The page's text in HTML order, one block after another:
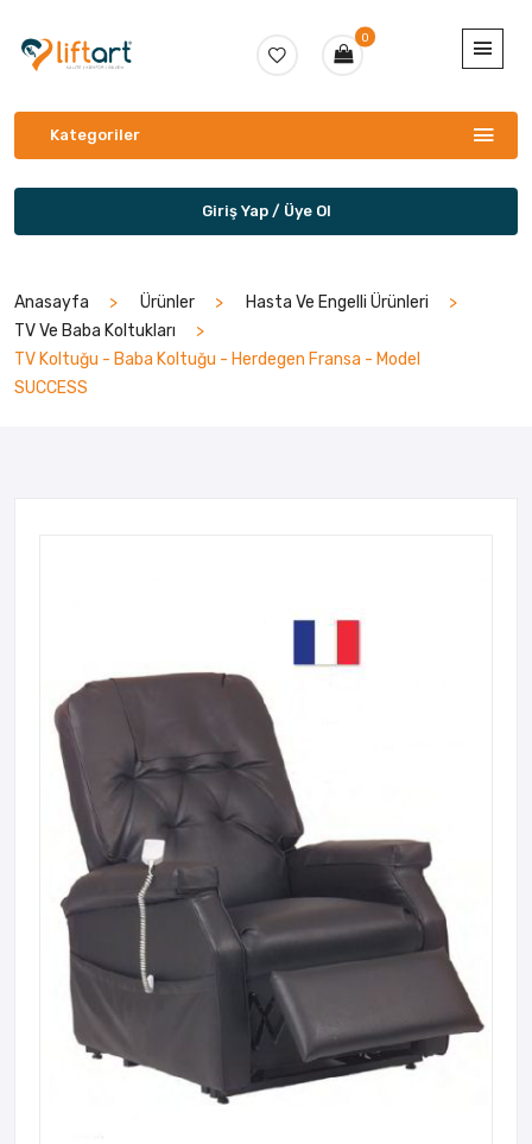
0
Kategoriler
Giriş Yap / Üye Ol
Anasayfa Ürünler
Hasta Ve Engelli Ürünleri
TV Ve Baba Koltukları
TV Koltuğu - Baba Koltuğu - Herdegen Fransa - Model
SUCCESS